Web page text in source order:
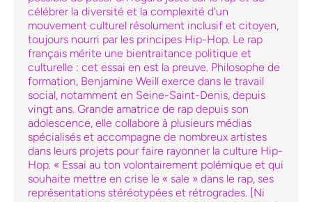
célébrer la diversité et la complexité d'un
mouvement culturel résolument inclusif et citoyen,
toujours nourri par les principes Hip-Hop. Le rap
français mérite une bientraitance politique et
culturelle : cet essai en est la preuve. Philosophe de
formation, Benjamine Weill exerce dans le travail
social, notamment en Seine-Saint-Denis, depuis
vingt ans. Grande amatrice de rap depuis son
adolescence, elle collabore à plusieurs médias
spécialisés et accompagne de nombreux artistes
dans leurs projets pour faire rayonner la culture Hip-
Hop. « Essai au ton volontairement polémique et qui
souhaite mettre en crise le « sale » dans le rap, ses
représentations stéréotypées et rétrogrades. [Ni